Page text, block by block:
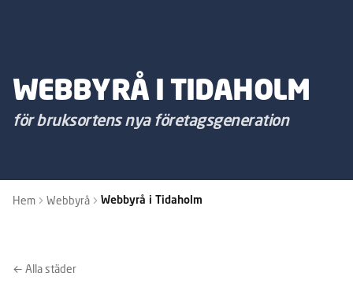
WEBBYRÅ I TIDAHOLM
för bruksortens nya företagsgeneration
Hem Webbyrå Webbyrå i Tidaholm
← Alla städer